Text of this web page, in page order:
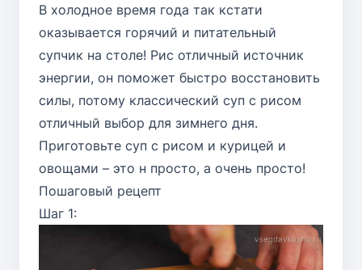
В холодное время года так кстати
оказывается горячий и питательный
супчик на столе! Рис отличный источник
энергии, он поможет быстро восстановить
силы, потому классический суп с рисом
отличный выбор для зимнего дня.
Приготовьте суп с рисом и курицей и
овощами – это н просто, а очень просто!
Пошаговый рецепт
Шаг 1: